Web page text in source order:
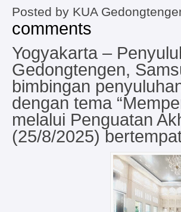
Posted by KUA
comments
Yogyakarta –
Gedongtengen,
bimbingan
dengan tema
melalui Penguatan
(25/8/2025)